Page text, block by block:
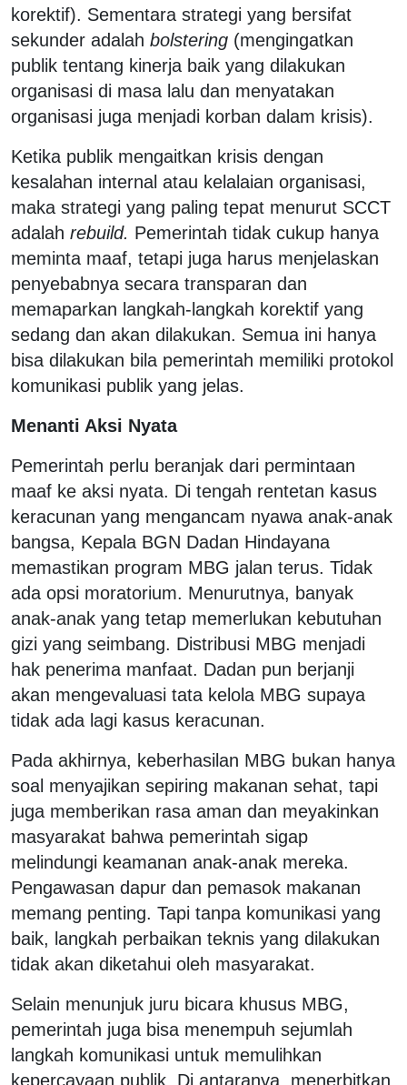
korektif). Sementara strategi yang bersifat
sekunder adalah bolstering (mengingatkan
publik tentang kinerja baik yang dilakukan
organisasi di masa lalu dan menyatakan
organisasi juga menjadi korban dalam krisis).
Ketika publik mengaitkan krisis dengan
kesalahan internal atau kelalaian organisasi,
maka strategi yang paling tepat menurut SCCT
adalah rebuild. Pemerintah tidak cukup hanya
meminta maaf, tetapi juga harus menjelaskan
penyebabnya secara transparan dan
memaparkan langkah-langkah korektif yang
sedang dan akan dilakukan. Semua ini hanya
bisa dilakukan bila pemerintah memiliki protokol
komunikasi publik yang jelas.
Menanti Aksi Nyata
Pemerintah perlu beranjak dari permintaan
maaf ke aksi nyata. Di tengah rentetan kasus
keracunan yang mengancam nyawa anak-anak
bangsa, Kepala BGN Dadan Hindayana
memastikan program MBG jalan terus. Tidak
ada opsi moratorium. Menurutnya, banyak
anak-anak yang tetap memerlukan kebutuhan
gizi yang seimbang. Distribusi MBG menjadi
hak penerima manfaat. Dadan pun berjanji
akan mengevaluasi tata kelola MBG supaya
tidak ada lagi kasus keracunan.
Pada akhirnya, keberhasilan MBG bukan hanya
soal menyajikan sepiring makanan sehat, tapi
juga memberikan rasa aman dan meyakinkan
masyarakat bahwa pemerintah sigap
melindungi keamanan anak-anak mereka.
Pengawasan dapur dan pemasok makanan
memang penting. Tapi tanpa komunikasi yang
baik, langkah perbaikan teknis yang dilakukan
tidak akan diketahui oleh masyarakat.
Selain menunjuk juru bicara khusus MBG,
pemerintah juga bisa menempuh sejumlah
langkah komunikasi untuk memulihkan
kepercayaan publik. Di antaranya, menerbitkan